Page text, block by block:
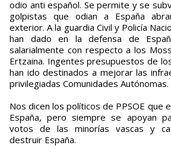
odio anti español. Se permite y se
golpistas que odian a España
exterior. A la guardia Civil y Policía
han dado en la defensa de
salarialmente con respecto a los
Ertzaina. Ingentes presupuestos de
han ido destinados a mejorar las
privilegiadas Comunidades Autónomas.
Nos dicen los políticos de PPSOE que
España, pero siempre se apoyan
votos de las minorías vascas y
destruir España.